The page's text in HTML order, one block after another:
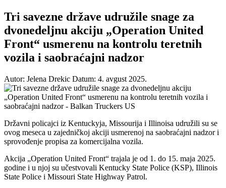
Tri savezne države udružile snage za
dvonedeljnu akciju „Operation United
Front“ usmerenu na kontrolu teretnih
vozila i saobraćajni nadzor
Autor: Jelena Drekic Datum: 4. avgust 2025.
Državni policajci iz Kentuckyja, Missourija i Illinoisa udružili su se
ovog meseca u zajedničkoj akciji usmerenoj na saobraćajni nadzor i
sprovođenje propisa za komercijalna vozila.
Akcija „Operation United Front“ trajala je od 1. do 15. maja 2025.
godine i u njoj su učestvovali Kentucky State Police (KSP), Illinois
State Police i Missouri State Highway Patrol.